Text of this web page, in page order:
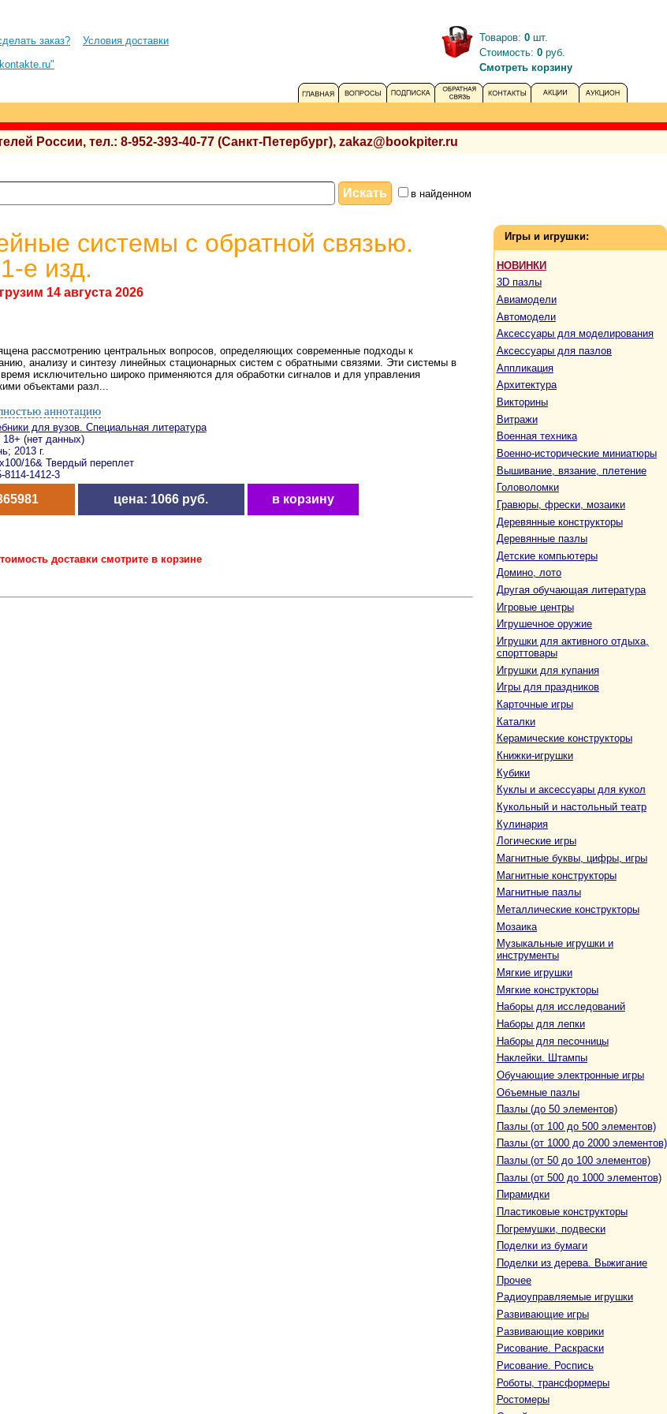
заказ?
Условия доставки
Товаров: 0 шт.
Стоимость: 0 руб.
Смотреть корзину
России, тел.: 8-952-393-40-77 (Санкт-Петербург), zakaz@bookpiter.ru
в найденном
системы с обратной связью.
е изд.
14 августа 2026
рассмотрению центральных вопросов, определяющих современные подходы к
анализу и синтезу линейных стационарных систем с обратными связями. Эти системы в
исключительно широко применяются для обработки сигналов и для управления
объектами разл...
аннотацию
для вузов. Специальная литература
(нет данных)
2013 г.
16& Твердый переплет
8114-1412-3
цена: 1066 руб. в корзину
доставки смотрите в корзине
Игры и игрушки:
НОВИНКИ
3D пазлы
Авиамодели
Автомодели
Аксессуары для моделирования
Аксессуары для пазлов
Аппликация
Архитектура
Викторины
Витражи
Военная техника
Военно-исторические миниатюры
Вышивание, вязание, плетение
Головоломки
Гравюры, фрески, мозаики
Деревянные конструкторы
Деревянные пазлы
Детские компьютеры
Домино, лото
Другая обучающая литература
Игровые центры
Игрушечное оружие
Игрушки для активного отдыха,
спорттовары
Игрушки для купания
Игры для праздников
Карточные игры
Каталки
Керамические конструкторы
Книжки-игрушки
Кубики
Куклы и аксессуары для кукол
Кукольный и настольный театр
Кулинария
Логические игры
Магнитные буквы, цифры, игры
Магнитные конструкторы
Магнитные пазлы
Металлические конструкторы
Мозаика
Музыкальные игрушки и
инструменты
Мягкие игрушки
Мягкие конструкторы
Наборы для исследований
Наборы для лепки
Наборы для песочницы
Наклейки. Штампы
Обучающие электронные игры
Объемные пазлы
Пазлы (до 50 элементов)
Пазлы (от 100 до 500 элементов)
Пазлы (от 1000 до 2000 элементов)
Пазлы (от 50 до 100 элементов)
Пазлы (от 500 до 1000 элементов)
Пирамидки
Пластиковые конструкторы
Погремушки, подвески
Поделки из бумаги
Поделки из дерева. Выжигание
Прочее
Радиоуправляемые игрушки
Развивающие игры
Развивающие коврики
Рисование. Раскраски
Рисование. Роспись
Роботы, трансформеры
Ростомеры